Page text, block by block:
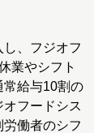
、フジオフ
業やシフト
常給与10割の
フードシス
働者のシフ